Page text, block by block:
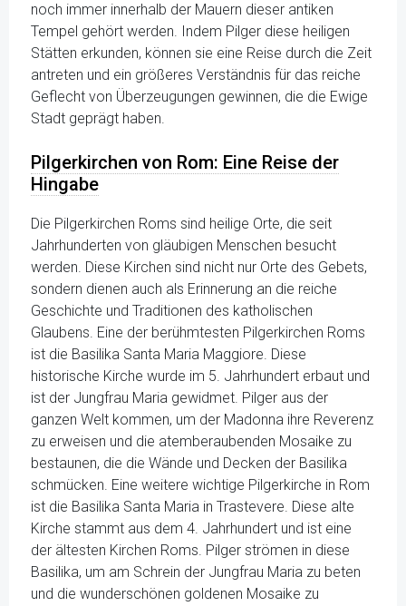
noch immer innerhalb der Mauern dieser antiken
Tempel gehört werden. Indem Pilger diese heiligen
Stätten erkunden, können sie eine Reise durch die Zeit
antreten und ein größeres Verständnis für das reiche
Geflecht von Überzeugungen gewinnen, die die Ewige
Stadt geprägt haben.
Pilgerkirchen von Rom: Eine Reise der
Hingabe
Die Pilgerkirchen Roms sind heilige Orte, die seit
Jahrhunderten von gläubigen Menschen besucht
werden. Diese Kirchen sind nicht nur Orte des Gebets,
sondern dienen auch als Erinnerung an die reiche
Geschichte und Traditionen des katholischen
Glaubens. Eine der berühmtesten Pilgerkirchen Roms
ist die Basilika Santa Maria Maggiore. Diese
historische Kirche wurde im 5. Jahrhundert erbaut und
ist der Jungfrau Maria gewidmet. Pilger aus der
ganzen Welt kommen, um der Madonna ihre Reverenz
zu erweisen und die atemberaubenden Mosaike zu
bestaunen, die die Wände und Decken der Basilika
schmücken. Eine weitere wichtige Pilgerkirche in Rom
ist die Basilika Santa Maria in Trastevere. Diese alte
Kirche stammt aus dem 4. Jahrhundert und ist eine
der ältesten Kirchen Roms. Pilger strömen in diese
Basilika, um am Schrein der Jungfrau Maria zu beten
und die wunderschönen goldenen Mosaike zu